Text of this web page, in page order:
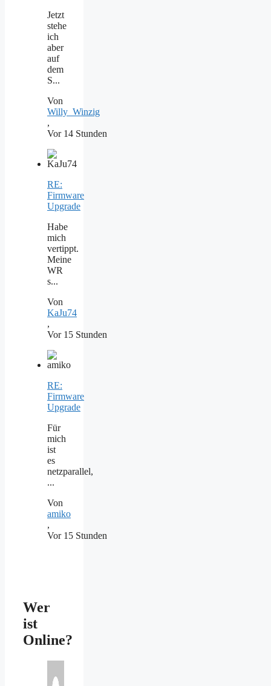
Jetzt
stehe
ich
aber
auf
dem
S...
Von
Willy_Winzig
,
Vor 14 Stunden
RE:
Firmware
Upgrade
Habe
mich
vertippt.
Meine
WR
s...
Von
KaJu74
,
Vor 15 Stunden
RE:
Firmware
Upgrade
Für
mich
ist
es
netzparallel,
...
Von
amiko
,
Vor 15 Stunden
Wer
ist
Online?